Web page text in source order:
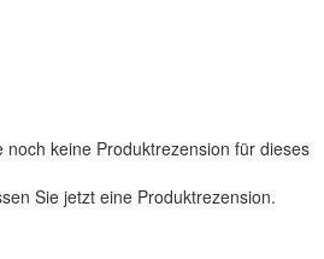
noch keine Produktrezension für dieses
Sie jetzt eine Produktrezension.